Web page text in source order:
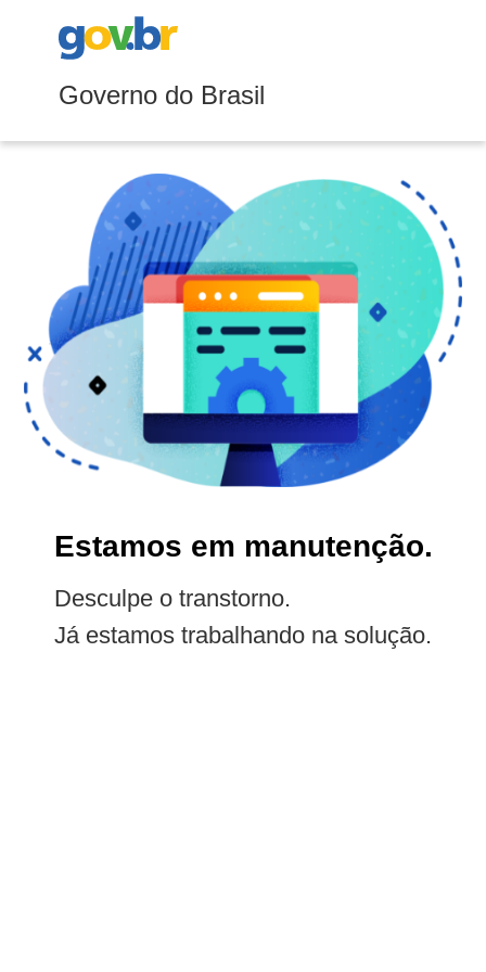
Governo do Brasil
Estamos em manutenção.
Desculpe o transtorno.
Já estamos trabalhando na solução.